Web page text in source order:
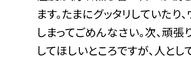
ます。たまにグッタリしていたり
しまってごめんなさい。次、頑
してほしいところですが、人と